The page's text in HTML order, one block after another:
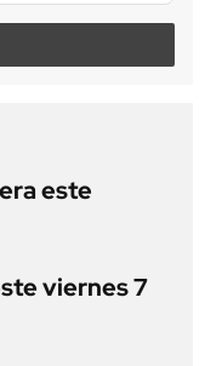
este
viernes 7